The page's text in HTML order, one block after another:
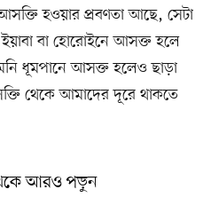
হওয়ার প্রবণতা আছে, সেটা
বা হোরোইনে আসক্ত হলে
ধূমপানে আসক্ত হলেও ছাড়া
থেকে আমাদের দূরে থাকতে
আরও পড়ুন